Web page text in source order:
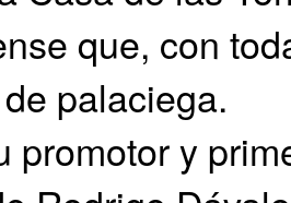
que, con
palaciega.
promotor y